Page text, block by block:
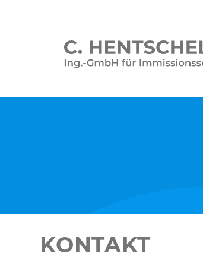
KONTAKT